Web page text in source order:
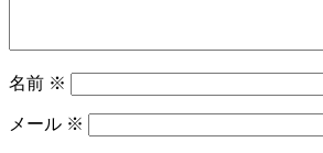
名前 ※
メール ※